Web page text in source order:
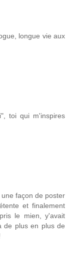
longue vie aux
toi qui m'inspires
façon de poster
et finalement
le mien, y'avait
de plus en plus de